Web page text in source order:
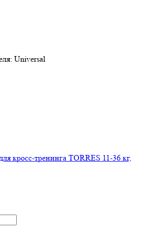
Universal
кросс-тренинга TORRES 11-36 кг,